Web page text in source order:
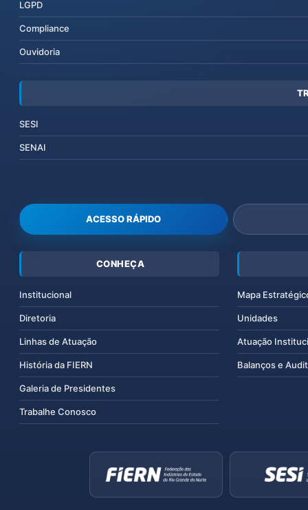
LGPD
Compliance
Ouvidoria
SESI
SENAI
ACESSO RÁPIDO
CONHEÇA
Institucional
Diretoria
Linhas de Atuação
História da FIERN
Galeria de Presidentes
Trabalhe Conosco
Mapa
Unidades
Atuação
Balanços e